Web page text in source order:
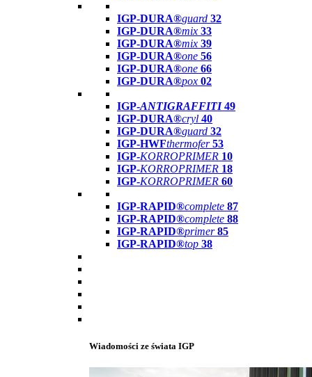
IGP-DURA®guard 32
IGP-DURA®mix 33
IGP-DURA®mix 39
IGP-DURA®one 56
IGP-DURA®one 66
IGP-DURA®pox 02
IGP-ANTIGRAFFITI49
IGP-DURA®cryl 40
IGP-DURA®guard 32
IGP-HWFthermofer 53
IGP-KORROPRIMER 10
IGP-KORROPRIMER 18
IGP-KORROPRIMER 60
IGP-RAPID®complete 87
IGP-RAPID®complete 88
IGP-RAPID®primer 85
IGP-RAPID®top 38
Wiadomości ze świata IGP